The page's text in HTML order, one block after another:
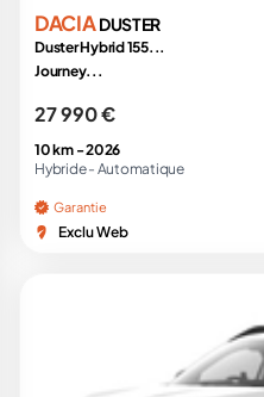
DACIADUSTER
Duster Hybrid 155...
Journey...
27 990 €
10 km -2026
Hybride - Automatique
Garantie
Exclu Web